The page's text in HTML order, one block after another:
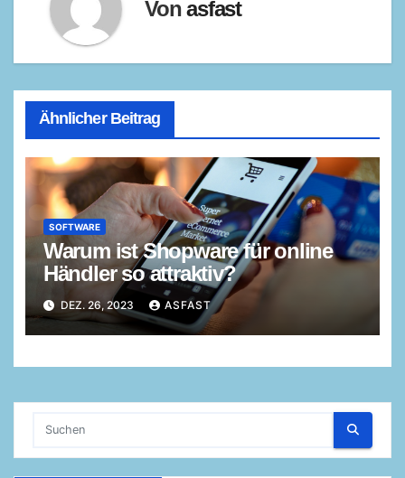
Vonasfast
Ähnlicher Beitrag
SOFTWARE
Warum ist Shopware für online
Händler so attraktiv?
DEZ. 26, 2023 ASFAST